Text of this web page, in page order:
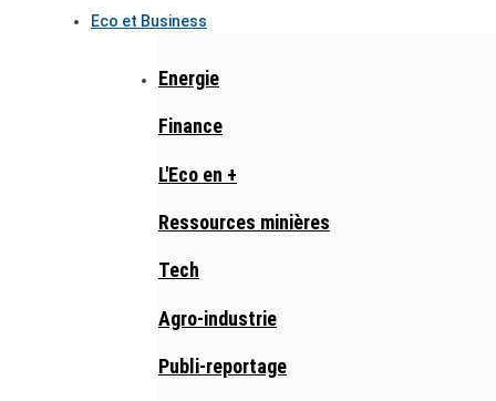
Eco et Business
Energie
Finance
L'Eco en +
Ressources minières
Tech
Agro-industrie
Publi-reportage